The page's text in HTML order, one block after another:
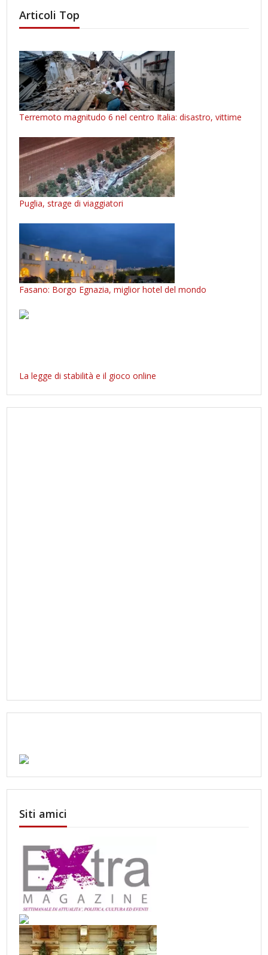
Articoli Top
Terremoto magnitudo 6 nel centro Italia: disastro, vittime
Puglia, strage di viaggiatori
Fasano: Borgo Egnazia, miglior hotel del mondo
La legge di stabilità e il gioco online
Siti amici